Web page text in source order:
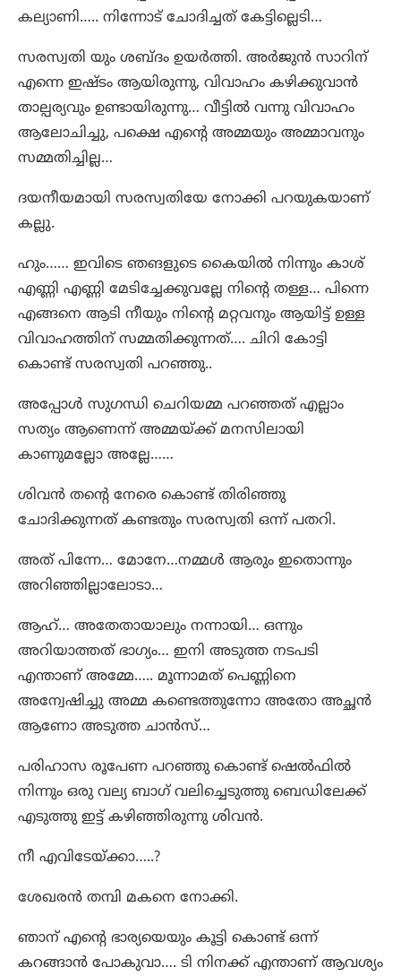
കല്യാണി….. നിന്നോട് ചോദിച്ചത് കേട്ടില്ലെടി…
സരസ്വതി യും ശബ്ദം ഉയർത്തി. അർജുൻ സാറിന്
എന്നെ ഇഷ്ടം ആയിരുന്നു, വിവാഹം കഴിക്കുവാൻ
താല്പര്യവും ഉണ്ടായിരുന്നു… വീട്ടിൽ വന്നു വിവാഹം
ആലോചിച്ചു, പക്ഷെ എന്റെ അമ്മയും അമ്മാവനും
സമ്മതിച്ചില്ല…
ദയനീയമായി സരസ്വതിയേ നോക്കി പറയുകയാണ്
കല്ലു.
ഹും…… ഇവിടെ ഞങളുടെ കൈയിൽ നിന്നും കാശ്
എണ്ണി എണ്ണി മേടിച്ചേക്കുവല്ലേ നിന്റെ തള്ള… പിന്നെ
എങ്ങനെ ആടി നീയും നിന്റെ മറ്റവനും ആയിട്ട് ഉള്ള
വിവാഹത്തിന് സമ്മതിക്കുന്നത്…. ചിറി കോട്ടി
കൊണ്ട് സരസ്വതി പറഞ്ഞു..
അപ്പോൾ സുഗന്ധി ചെറിയമ്മ പറഞ്ഞത് എല്ലാം
സത്യം ആണെന്ന് അമ്മയ്ക്ക് മനസിലായി
കാണുമല്ലോ അല്ലേ……
ശിവൻ തന്റെ നേരെ കൊണ്ട് തിരിഞ്ഞു
ചോദിക്കുന്നത് കണ്ടതും സരസ്വതി ഒന്ന് പതറി.
അത് പിന്നേ… മോനേ…നമ്മൾ ആരും ഇതൊന്നും
അറിഞ്ഞില്ലാലോടാ…
ആഹ്… അതേതായാലും നന്നായി… ഒന്നും
അറിയാത്തത് ഭാഗ്യം… ഇനി അടുത്ത നടപടി
എന്താണ് അമ്മേ….. മൂന്നാമത് പെണ്ണിനെ
അന്വേഷിച്ചു അമ്മ കണ്ടെത്തുന്നോ അതോ അച്ഛൻ
ആണോ അടുത്ത ചാൻസ്…
പരിഹാസ രൂപേണ പറഞ്ഞു കൊണ്ട് ഷെൽഫിൽ
നിന്നും ഒരു വല്യ ബാഗ് വലിച്ചെടുത്തു ബെഡിലേക്ക്
എടുത്തു ഇട്ട് കഴിഞ്ഞിരുന്നു ശിവൻ.
നീ എവിടേയ്ക്കാ…..?
ശേഖരൻ തമ്പി മകനെ നോക്കി.
ഞാന് എന്റെ ഭാര്യയെയും കൂട്ടി കൊണ്ട് ഒന്ന്
കറങ്ങാൻ പോകുവാ…. ടി നിനക്ക് എന്താണ് ആവശ്യം